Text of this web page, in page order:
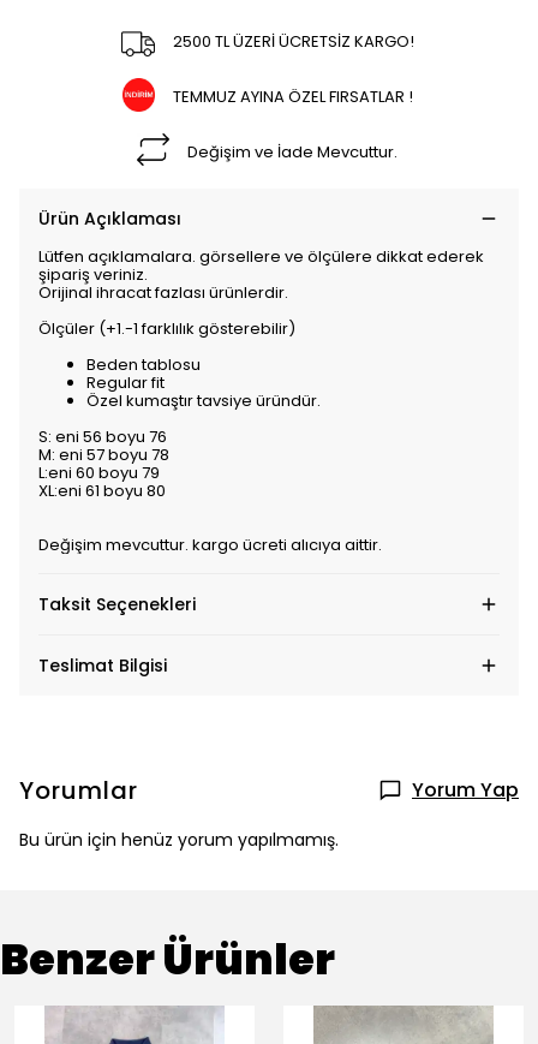
2500 TL ÜZERİ ÜCRETSİZ KARGO!
TEMMUZ AYINA ÖZEL FIRSATLAR !
Değişim ve İade Mevcuttur.
Ürün Açıklaması
Lütfen açıklamalara. görsellere ve ölçülere dikkat ederek
şipariş veriniz.
Orijinal ihracat fazlası ürünlerdir.
Ölçüler (+1.-1 farklılık gösterebilir)
Beden tablosu
Regular fit
Özel kumaştır tavsiye üründür.
S: eni 56 boyu 76
M: eni 57 boyu 78
L:eni 60 boyu 79
XL:eni 61 boyu 80
Değişim mevcuttur. kargo ücreti alıcıya aittir.
Taksit Seçenekleri
Teslimat Bilgisi
Yorumlar Yorum Yap
Bu ürün için henüz yorum yapılmamış.
Benzer Ürünler